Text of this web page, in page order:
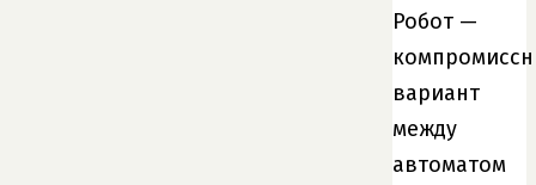
Робот —
вариант
между
автоматом